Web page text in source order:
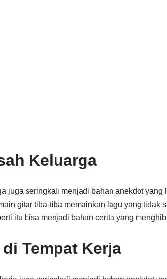
Keluarga
juga seringkali menjadi bahan anekdot yang
gitar tiba-tiba memainkan lagu yang tidak
itu bisa menjadi bahan cerita yang
Tempat Kerja